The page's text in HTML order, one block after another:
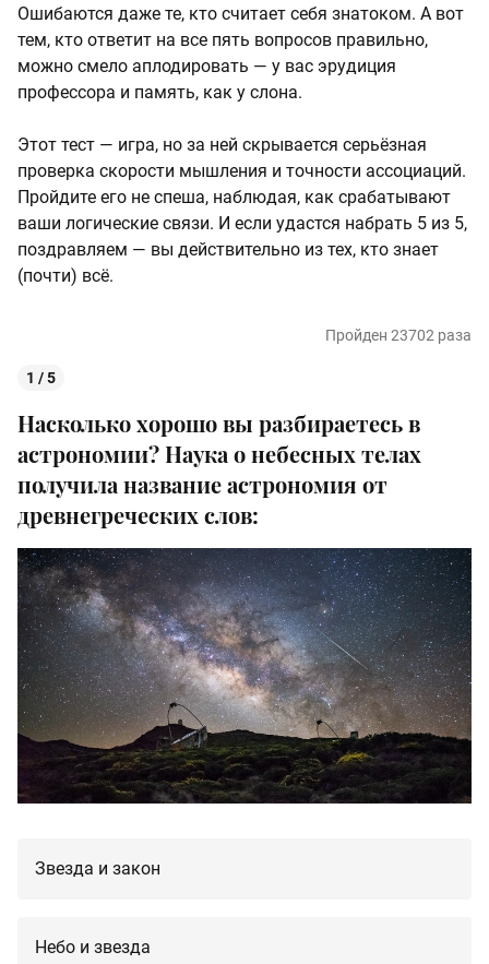
Ошибаются даже те, кто считает себя знатоком. А вот
тем, кто ответит на все пять вопросов правильно,
можно смело аплодировать — у вас эрудиция
профессора и память, как у слона.
Этот тест — игра, но за ней скрывается серьёзная
проверка скорости мышления и точности ассоциаций.
Пройдите его не спеша, наблюдая, как срабатывают
ваши логические связи. И если удастся набрать 5 из 5,
поздравляем — вы действительно из тех, кто знает
(почти) всё.
Пройден 23702 раза
1 / 5
Насколько хорошо вы разбираетесь в
астрономии? Наука о небесных телах
получила название астрономия от
древнегреческих слов:
Звезда и закон
Небо и звезда